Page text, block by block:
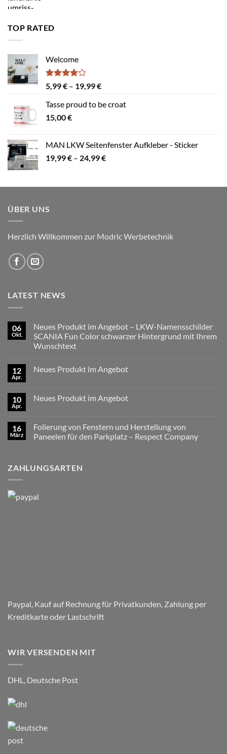
TOP RATED
Welcome
Bewertet
mit
von 5
5,99€ – 19,99€Preisspanne:
bis
Tasse proud to be croat
15,00€
MAN LKW Seitenfenster Aufkleber - Sticker
19,99€ – 24,99€Preisspanne:
24,99 €
ÜBER UNS
Herzlich Willkommen zur Modric Werbetechnik
LATEST NEWS
06
Okt.
Neues Produkt im Angebot – LKW-Namensschilder
SCANIA Fun Color schwarzer Hintergrund mit Ihrem
Wunschtext
zu
Angebot
–
Fun
Color
schwarzer
Wunschtext
12
Apr.
Neues Produkt im Angebot
Neues
10
Apr.
Neues Produkt im Angebot
Neues
Produkt
im
16
März
Folierung von Fenstern und Herstellung von
Paneelen für den Parkplatz – Respect Company
Folierung
von
von
ZAHLUNGSARTEN
Paypal, Kauf auf Rechnung für Privatkunden, Zahlung per
Kreditkarte oder Lastschrift
WIR VERSENDEN MIT
DHL, Deutsche Post